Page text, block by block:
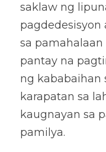
saklaw ng
pagdedesisyon
sa
pantay na
ng kababaihan
karapatan sa
kaugnayan sa
pamilya.